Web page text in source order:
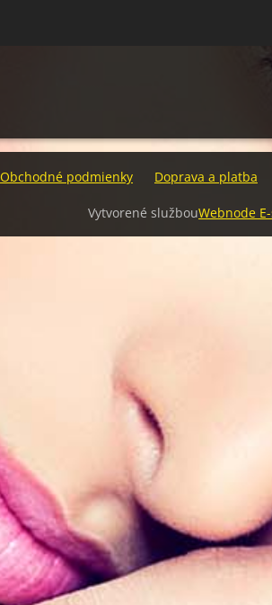
Obchodné podmienky Doprava a platba
Vytvorené službouWebnode